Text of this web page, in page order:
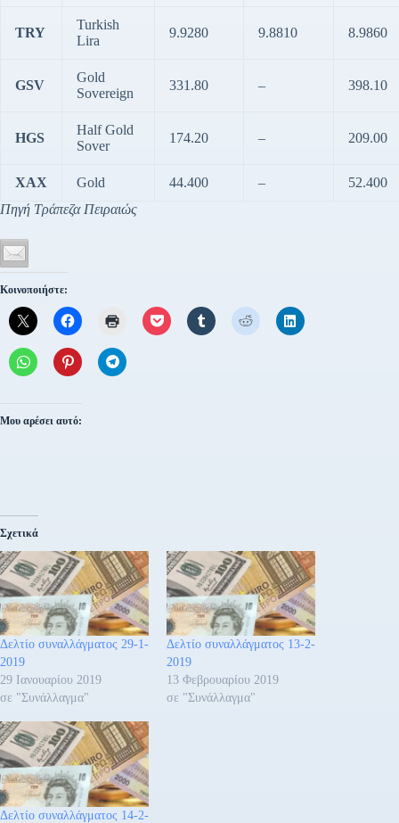
TRY
Turkish
Lira
9.9280 9.8810 8.9860
GSV
Gold
Sovereign
331.80 – 398.10
HGS
Half Gold
Sover
174.20 – 209.00
XAX Gold 44.400 –
52.400
Πηγή Τράπεζα Πειραιώς
Κοινοποιήστε:
Μου αρέσει αυτό:
Σχετικά
Δελτίο συναλλάγματος 29-1-
2019
29 Ιανουαρίου 2019
σε "Συνάλλαγμα"
Δελτίο συναλλάγματος 13-2-
2019
13 Φεβρουαρίου 2019
σε "Συνάλλαγμα"
Δελτίο συναλλάγματος 14-2-